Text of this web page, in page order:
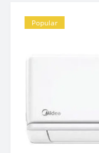
Popular